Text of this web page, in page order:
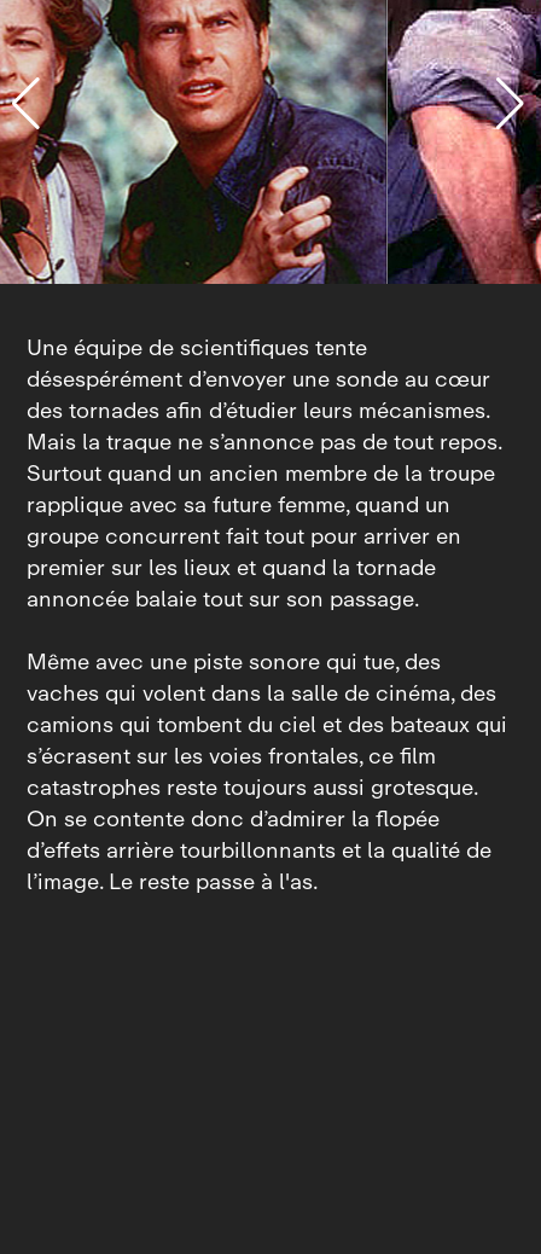
Une équipe de scientifiques tente
désespérément d’envoyer une sonde au cœur
des tornades afin d’étudier leurs mécanismes.
Mais la traque ne s’annonce pas de tout repos.
Surtout quand un ancien membre de la troupe
rapplique avec sa future femme, quand un
groupe concurrent fait tout pour arriver en
premier sur les lieux et quand la tornade
annoncée balaie tout sur son passage.
Même avec une piste sonore qui tue, des
vaches qui volent dans la salle de cinéma, des
camions qui tombent du ciel et des bateaux qui
s’écrasent sur les voies frontales, ce film
catastrophes reste toujours aussi grotesque.
On se contente donc d’admirer la flopée
d’effets arrière tourbillonnants et la qualité de
l’image. Le reste passe à l'as.